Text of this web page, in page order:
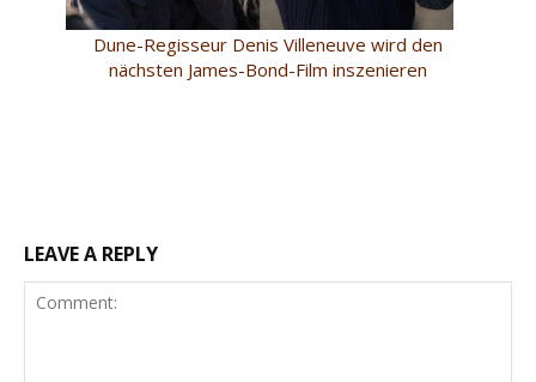
Dune-Regisseur Denis Villeneuve wird den
nächsten James-Bond-Film inszenieren
LEAVE A REPLY